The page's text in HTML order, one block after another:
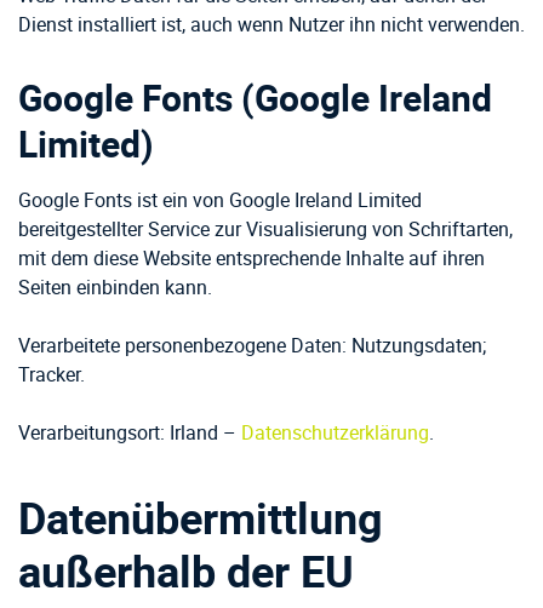
Dienst installiert ist, auch wenn Nutzer ihn nicht verwenden.
Google Fonts (Google Ireland
Limited)
Google Fonts ist ein von Google Ireland Limited
bereitgestellter Service zur Visualisierung von Schriftarten,
mit dem diese Website entsprechende Inhalte auf ihren
Seiten einbinden kann.
Verarbeitete personenbezogene Daten: Nutzungsdaten;
Tracker.
Verarbeitungsort: Irland – Datenschutzerklärung.
Datenübermittlung
außerhalb der EU